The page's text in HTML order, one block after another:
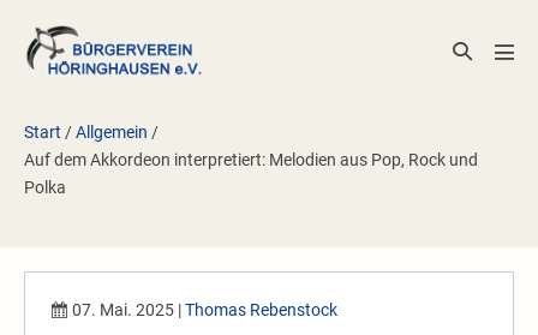
Inhalt
springen
Suche-
Start /Allgemein /
Auf dem Akkordeon interpretiert: Melodien aus Pop, Rock und
Polka
07. Mai. 2025 |Thomas Rebenstock